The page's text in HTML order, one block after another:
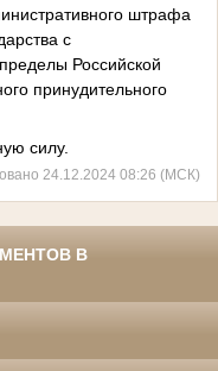
штрафа
с
Российской
принудительного
силу.
24.12.2024 08:26 (МСК)
В